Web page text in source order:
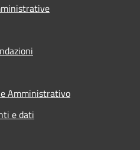
Amministrativo
e dati